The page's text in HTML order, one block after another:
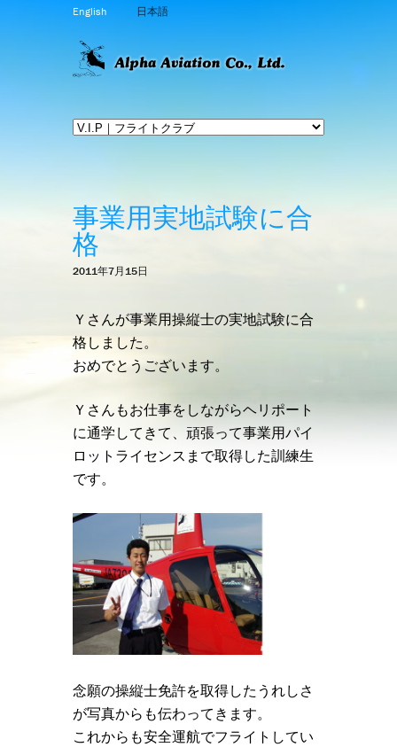
English 日本語
事業用実地試験に合
格
2011年7月15日
Ｙさんが事業用操縦士の実地試験に合
格しました。
おめでとうございます。
Ｙさんもお仕事をしながらヘリポート
に通学してきて、頑張って事業用パイ
ロットライセンスまで取得した訓練生
です。
念願の操縦士免許を取得したうれしさ
が写真からも伝わってきます。
これからも安全運航でフライトしてい